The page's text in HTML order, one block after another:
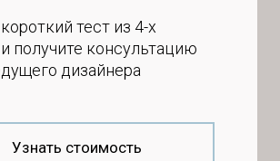
тест из 4-х
получите консультацию
дизайнера
Узнать стоимость